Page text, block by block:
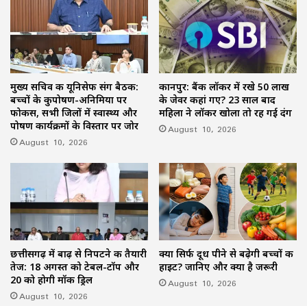
मुख्य सचिव की यूनिसेफ संग बैठक:
बच्चों के कुपोषण-अनिमिया पर
फोकस, सभी जिलों में स्वास्थ्य और
पोषण कार्यक्रमों के विस्तार पर जोर
August 10, 2026
कानपुर: बैंक लॉकर में रखे 50 लाख
के जेवर कहां गए? 23 साल बाद
महिला ने लॉकर खोला तो रह गई दंग
August 10, 2026
छत्तीसगढ़ में बाढ़ से निपटने की तैयारी
तेज: 18 अगस्त को टेबल-टॉप और
20 को होगी मॉक ड्रिल
August 10, 2026
क्या सिर्फ दूध पीने से बढ़ेगी बच्चों की
हाइट? जानिए और क्या है जरूरी
August 10, 2026